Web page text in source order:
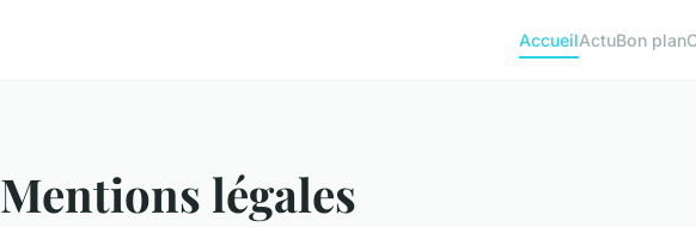
AccueilActuBon plan
Mentions légales